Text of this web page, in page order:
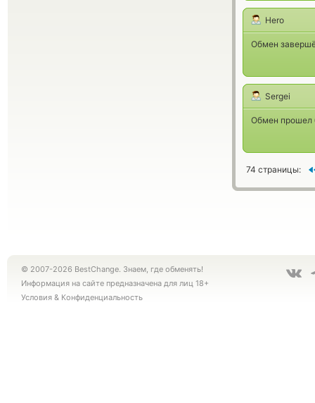
Hero
Обмен
Sergei
Обмен прошел
74 страницы:
© 2007-2026 BestChange. Знаем, где обменять!
Информация на сайте предназначена для лиц 18+
Условия & Конфиденциальность